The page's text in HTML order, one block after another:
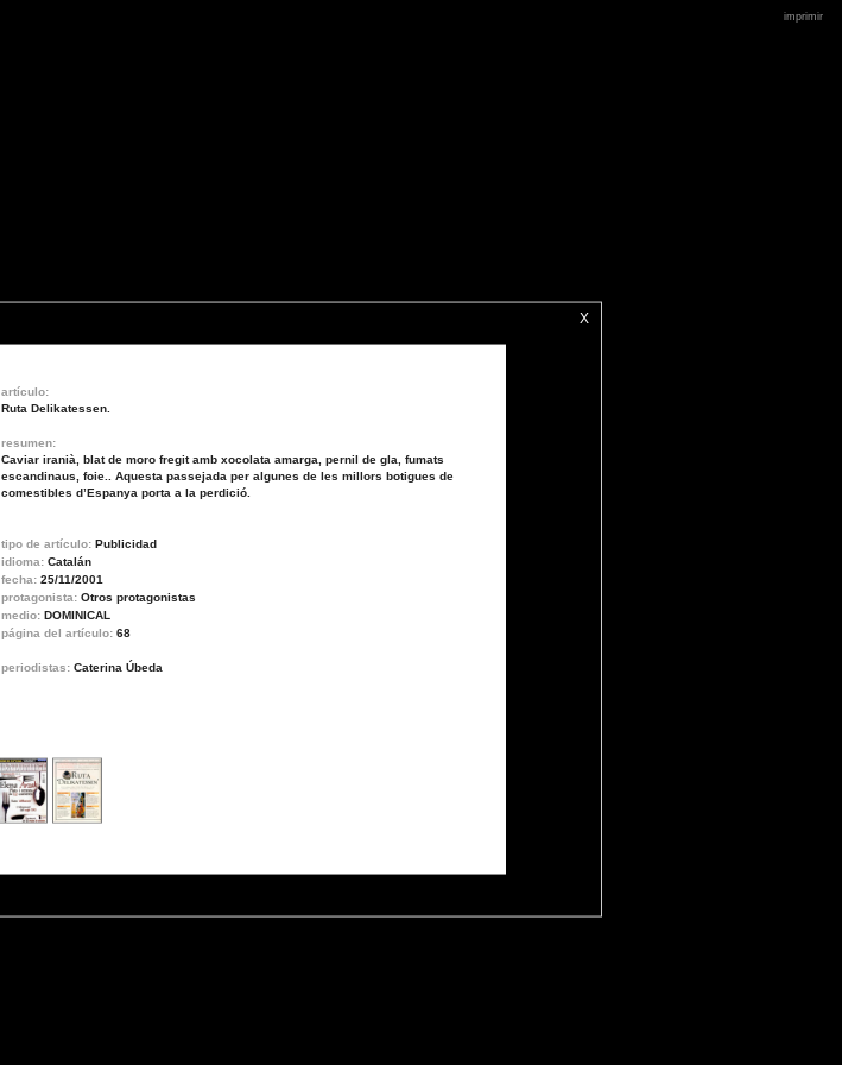
imprimir
X
artículo:
Ruta Delikatessen.
resumen:
Caviar iranià, blat de moro fregit amb xocolata amarga, pernil de gla, fumats
escandinaus, foie.. Aquesta passejada per algunes de les millors botigues de
comestibles d’Espanya porta a la perdició.
tipo de artículo: Publicidad
idioma: Catalán
fecha: 25/11/2001
protagonista: Otros protagonistas
medio: DOMINICAL
página del artículo: 68
periodistas: Caterina Úbeda